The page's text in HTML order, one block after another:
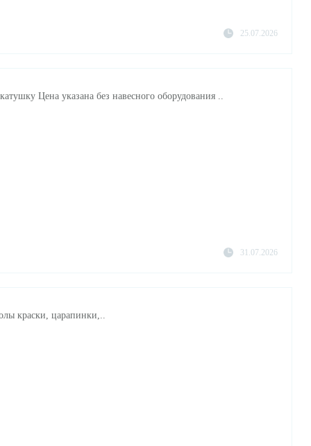
25.07.2026
Цена указана без навесного оборудования ..
31.07.2026
краски, царапинки,..